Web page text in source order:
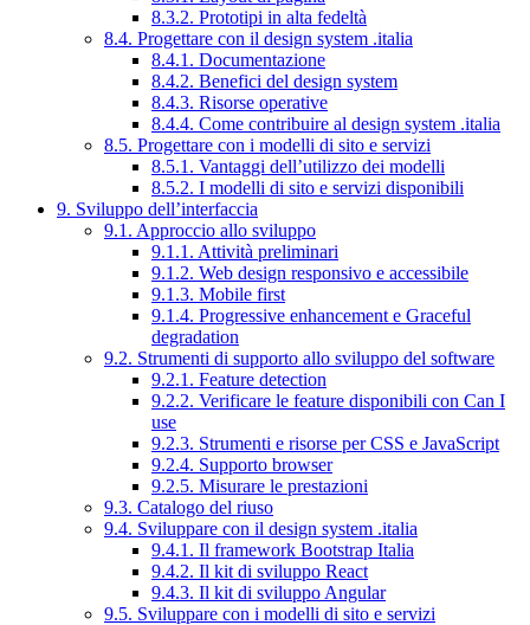
8.3.2. Prototipi in alta fedeltà
8.4. Progettare con il design system .italia
8.4.1. Documentazione
8.4.2. Benefici del design system
8.4.3. Risorse operative
8.4.4. Come contribuire al design system .italia
8.5. Progettare con i modelli di sito e servizi
8.5.1. Vantaggi dell’utilizzo dei modelli
8.5.2. I modelli di sito e servizi disponibili
9. Sviluppo dell’interfaccia
9.1. Approccio allo sviluppo
9.1.1. Attività preliminari
9.1.2. Web design responsivo e accessibile
9.1.3. Mobile first
9.1.4. Progressive enhancement e Graceful
degradation
9.2. Strumenti di supporto allo sviluppo del software
9.2.1. Feature detection
9.2.2. Verificare le feature disponibili con Can I
use
9.2.3. Strumenti e risorse per CSS e JavaScript
9.2.4. Supporto browser
9.2.5. Misurare le prestazioni
9.3. Catalogo del riuso
9.4. Sviluppare con il design system .italia
9.4.1. Il framework Bootstrap Italia
9.4.2. Il kit di sviluppo React
9.4.3. Il kit di sviluppo Angular
9.5. Sviluppare con i modelli di sito e servizi